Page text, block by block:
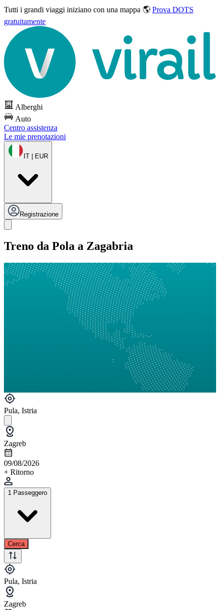
Tutti i grandi viaggi iniziano con una mappa 🌎 Prova DOTS
gratuitamente
Alberghi
Auto
Centro assistenza
Le mie prenotazioni
IT | EUR
Registrazione
Treno da Pola a Zagabria
Pula, Istria
Zagreb
09/08/2026
+ Ritorno
1 Passeggero
Cerca
Pula, Istria
Zagreb